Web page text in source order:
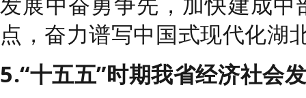
点，奋力谱写中国式现代化湖
5.“十五五”时期我省经济社会